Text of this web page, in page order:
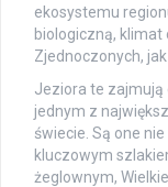
ekosystemu
biologiczną,
Zjednoczonych, jak
Jeziora te zajmują
jednym z
świecie. Są one
kluczowym
żeglownym,